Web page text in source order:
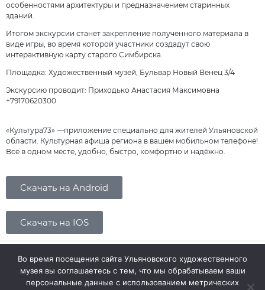
особенностями архитектуры и предназначением старинных
зданий.
Итогом экскурсии станет закрепление полученного материала в
виде игры, во время которой участники создадут свою
интерактивную карту старого Симбирска.
Площадка: Художественный музей, Бульвар Новый Венец 3/4
Экскурсию проводит: Приходько Анастасия Максимовна
+79170620300
«Культура73» —приложение специально для жителей Ульяновской
области. Культурная афиша региона в вашем мобильном телефоне!
Всё в одном месте, удобно, быстро, комфортно и надёжно.
Скачать на Android
Скачать на IOS
© 2026 Ульяновский областной художественный музей
Во время посещения сайта Ульяновского художественного
музея вы соглашаетесь с тем, что мы обрабатываем ваши
персональные данные с использованием метрических